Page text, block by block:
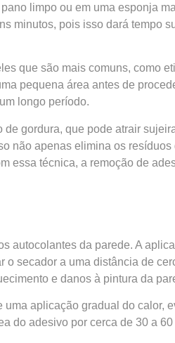
limpo ou em uma esponja
minutos, pois isso dará tempo
que são mais comuns, como
pequena área antes de
longo período.
gordura, que pode atrair
não apenas elimina os
técnica, a remoção de
autocolantes da parede. A
secador a uma distância de
e danos à pintura da
aplicação gradual do calor,
do adesivo por cerca de 30 a